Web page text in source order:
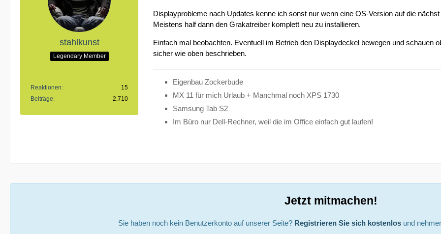
stahlkunst
Legendary Member
Reaktionen
15
Beiträge
2.710
Displayprobleme nach Updates kenne ich sonst nur wenn eine OS-Version auf die
Meistens half dann den Grakatreiber komplett neu zu installieren.
Einfach mal beobachten. Eventuell im Betrieb den Displaydeckel bewegen und schauen
sicher wie oben beschrieben.
Eigenbau Zockerbude
MX 11 für mich Urlaub + Manchmal noch XPS 1730
Samsung Tab S2
Im Büro nur Dell-Rechner, weil die im Office einfach gut laufen!
Jetzt mitmachen!
Sie haben noch kein Benutzerkonto auf unserer Seite? Registrieren Sie sich kostenlosund